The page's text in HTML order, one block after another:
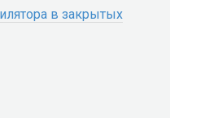
в закрытых